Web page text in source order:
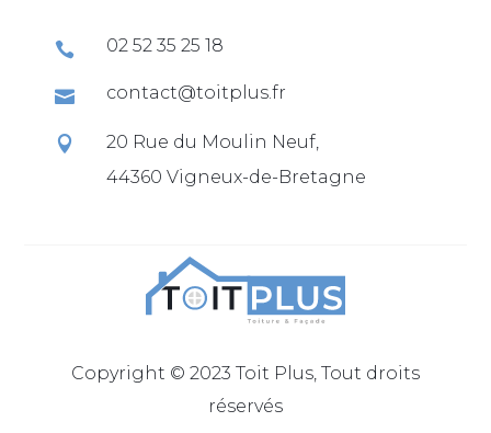
 02 52 35 25 18
 contact@toitplus.fr

20 Rue du Moulin Neuf,
44360 Vigneux-de-Bretagne
Copyright © 2023 Toit Plus, Tout droits
réservés